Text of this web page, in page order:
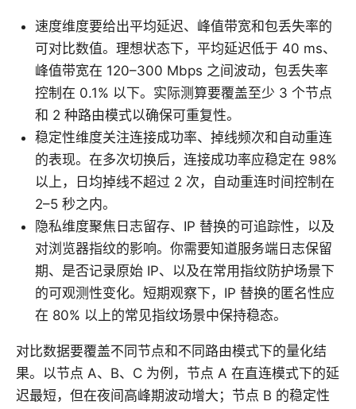
速度维度要给出平均延迟、峰值带宽和包丢失率的
可对比数值。理想状态下，平均延迟低于 40 ms、
峰值带宽在 120–300 Mbps 之间波动，包丢失率
控制在 0.1% 以下。实际测算要覆盖至少 3 个节点
和 2 种路由模式以确保可重复性。
稳定性维度关注连接成功率、掉线频次和自动重连
的表现。在多次切换后，连接成功率应稳定在 98%
以上，日均掉线不超过 2 次，自动重连时间控制在
2–5 秒之内。
隐私维度聚焦日志留存、IP 替换的可追踪性，以及
对浏览器指纹的影响。你需要知道服务端日志保留
期、是否记录原始 IP、以及在常用指纹防护场景下
的可观测性变化。短期观察下，IP 替换的匿名性应
在 80% 以上的常见指纹场景中保持稳态。
对比数据要覆盖不同节点和不同路由模式下的量化结
果。以节点 A、B、C 为例，节点 A 在直连模式下的延
迟最短，但在夜间高峰期波动增大；节点 B 的稳定性